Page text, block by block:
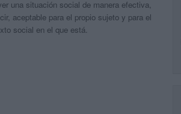
una situación social de manera efectiva,
aceptable para el propio sujeto y para el
social en el que está.